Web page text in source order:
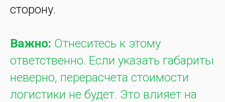
сторону.
Важно: Отнеситесь к этому
ответственно. Если указать габариты
неверно, перерасчета стоимости
логистики не будет. Это влияет на